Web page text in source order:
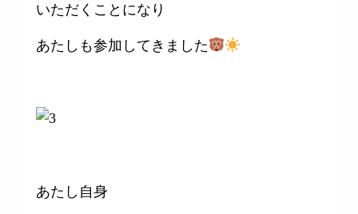
いただくことになり
あたしも参加してきました
あたし自身